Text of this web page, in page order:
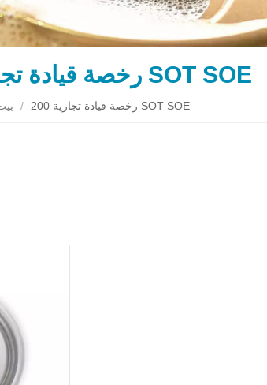
200 رخصة قيادة تجارية SOT SOE
/ 200 رخصة قيادة تجارية SOT SOE